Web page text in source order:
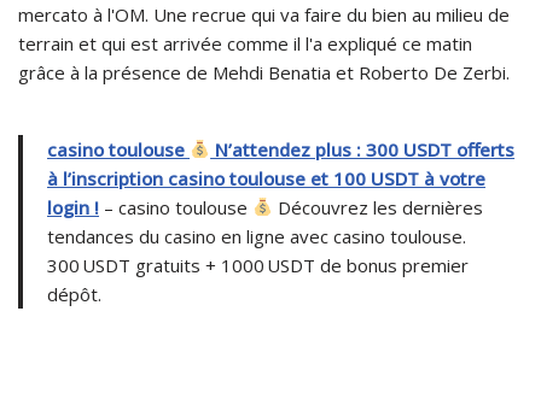
mercato à l'OM. Une recrue qui va faire du bien au milieu de
terrain et qui est arrivée comme il l'a expliqué ce matin
grâce à la présence de Mehdi Benatia et Roberto De Zerbi.
casino toulouse
N’attendez plus : 300 USDT offerts
à l’inscription casino toulouse et 100 USDT à votre
login ! – casino toulouse
Découvrez les dernières
tendances du casino en ligne avec casino toulouse.
300 USDT gratuits + 1000 USDT de bonus premier
dépôt.